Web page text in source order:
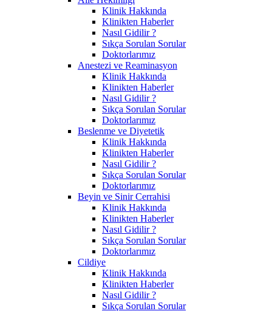
Klinik Hakkında
Klinikten Haberler
Nasıl Gidilir ?
Sıkça Sorulan Sorular
Doktorlarımız
Anestezi ve Reaminasyon
Klinik Hakkında
Klinikten Haberler
Nasıl Gidilir ?
Sıkça Sorulan Sorular
Doktorlarımız
Beslenme ve Diyetetik
Klinik Hakkında
Klinikten Haberler
Nasıl Gidilir ?
Sıkça Sorulan Sorular
Doktorlarımız
Beyin ve Sinir Cerrahisi
Klinik Hakkında
Klinikten Haberler
Nasıl Gidilir ?
Sıkça Sorulan Sorular
Doktorlarımız
Cildiye
Klinik Hakkında
Klinikten Haberler
Nasıl Gidilir ?
Sıkça Sorulan Sorular